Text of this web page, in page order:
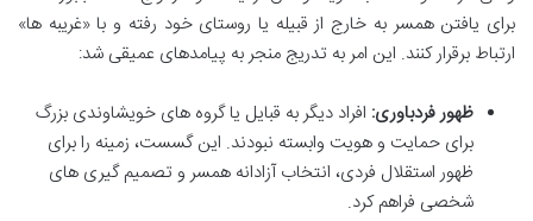
برای یافتن همسر به خارج از قبیله یا روستای خود رفته و با «غریبه ها»
ارتباط برقرار کنند. این امر به تدریج منجر به پیامدهای عمیقی شد:
ظهور فردباوری: افراد دیگر به قبایل یا گروه های خویشاوندی بزرگ
برای حمایت و هویت وابسته نبودند. این گسست، زمینه را برای
ظهور استقلال فردی، انتخاب آزادانه همسر و تصمیم گیری های
شخصی فراهم کرد.